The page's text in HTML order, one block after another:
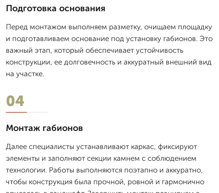
Подготовка основания
Перед монтажом выполняем разметку, очищаем площадку
и подготавливаем основание под установку габионов. Это
важный этап, который обеспечивает устойчивость
конструкции, ее долговечность и аккуратный внешний вид
на участке.
04
Монтаж габионов
Далее специалисты устанавливают каркас, фиксируют
элементы и заполняют секции камнем с соблюдением
технологии. Работы выполняются поэтапно и аккуратно,
чтобы конструкция была прочной, ровной и гармонично